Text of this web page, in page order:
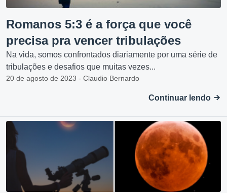
Romanos 5:3 é a força que você
precisa pra vencer tribulações
Na vida, somos confrontados diariamente por uma série de
tribulações e desafios que muitas vezes...
20 de agosto de 2023 - Claudio Bernardo
Continuar lendo